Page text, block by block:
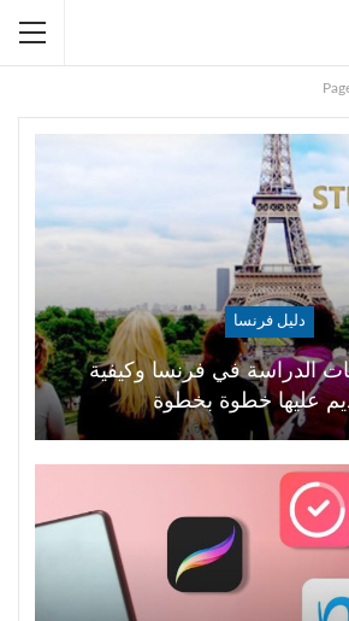
دليل فرنسا
الدراسة في فرنسا وكيفية
عليها خطوة بخطوة